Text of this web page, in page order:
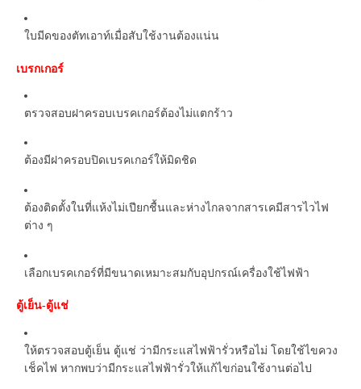
ใบมีดของตัทเอาท์เมื่อสับใช้งานต้องแน่น
เบรกเกอร์
ตรวจสอบฝาครอบเบรคเกอร์ต้องไม่แตกร้าว
ต้องมีฝาครอบปิดเบรคเกอร์ให้มิดชิด
ต้องติดตั้งในที่แห้งไม่เปียกชื้นและห่างไกลจากสารเคมีสารไวไฟ
ต่าง ๆ
เลือกเบรคเกอร์ที่มีขนาดเหมาะสมกับอุปกรณ์เครื่องใช้ไฟฟ้า
ตู้เย็น-ตู้แช่
ให้ตรวจสอบตู้เย็น ตู้แช่ ว่ามีกระแสไฟฟ้ารั่วหรือไม่ โดยใช้ไขควง
เช็คไฟ หากพบว่ามีกระแสไฟฟ้ารั่วให้แก้ไขก่อนใช้งานต่อไป